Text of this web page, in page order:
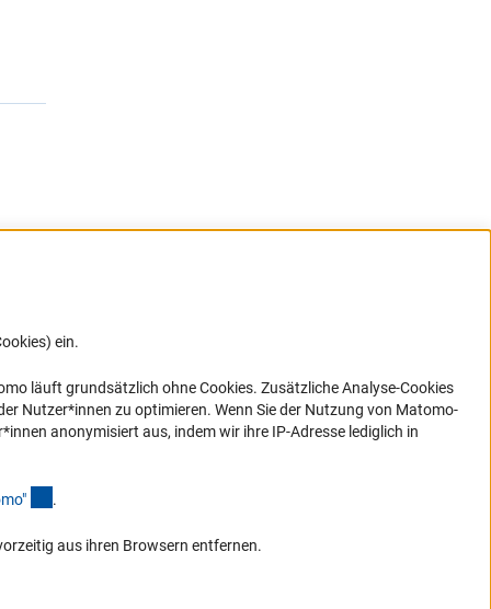
ein.
Link)
läuft grundsätzlich ohne Cookies. Zusätzliche Analyse-Cookies
Nutzer*innen zu optimieren. Wenn Sie der Nutzung von Matomo-
anonymisiert aus, indem wir ihre IP-Adresse lediglich in
" .
aus ihren Browsern entfernen.